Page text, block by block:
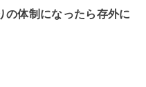
の体制になったら存外に